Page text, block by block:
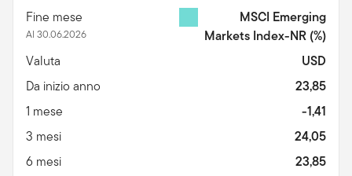
Fine mese
Al 30.06.2026
MSCI Emerging
Markets Index-NR (%)
Valuta
USD
Da inizio anno
23,85
1 mese
-1,41
3 mesi
24,05
6 mesi
23,85